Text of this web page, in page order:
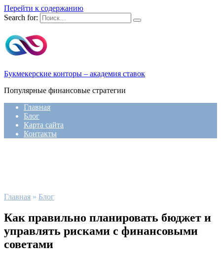
Перейти к содержанию
Search for:
Букмекерские конторы – академия ставок
Популярные финансовые стратегии
Главная
Блог
Карта сайта
Контакты
Главная » Блог
Как правильно планировать бюджет и
управлять рисками с финансовыми
советами